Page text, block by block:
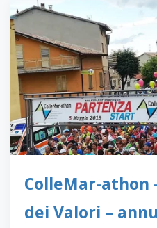
ColleMar-athon
dei Valori –